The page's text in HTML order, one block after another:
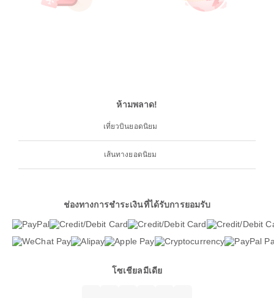
ห้ามพลาด!
เที่ยวบินยอดนิยม
เส้นทางยอดนิยม
ช่องทางการชำระเงินที่ได้รับการยอมรับ
โซเชียลมีเดีย